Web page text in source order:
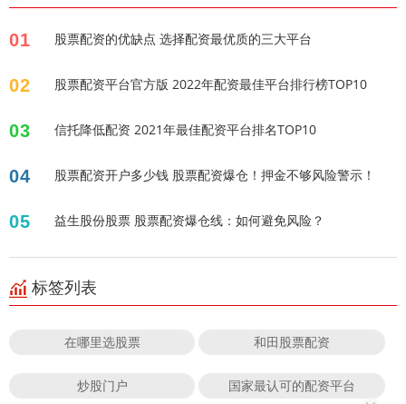
01 股票配资的优缺点 选择配资最优质的三大平台
02 股票配资平台官方版 2022年配资最佳平台排行榜TOP10
03 信托降低配资 2021年最佳配资平台排名TOP10
04 股票配资开户多少钱 股票配资爆仓！押金不够风险警示！
05 益生股份股票 股票配资爆仓线：如何避免风险？
标签列表
在哪里选股票 和田股票配资
炒股门户 国家最认可的配资平台